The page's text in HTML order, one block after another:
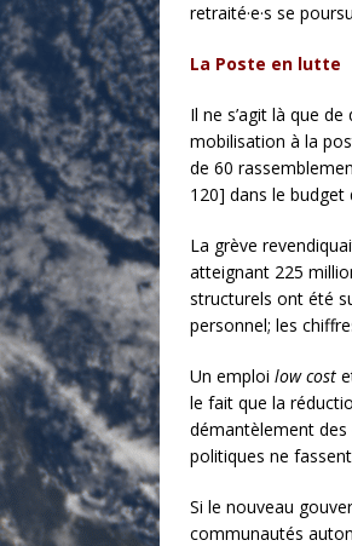
retraité·e·s se
La Poste en lutte
Il ne s’agit là que
mobilisation à la
de 60
120] dans le
La grève
atteignant 225
structurels ont été
personnel; les
Un emploi low cost
le fait que la
démantèlement
politiques ne
Si le nouveau
communautés